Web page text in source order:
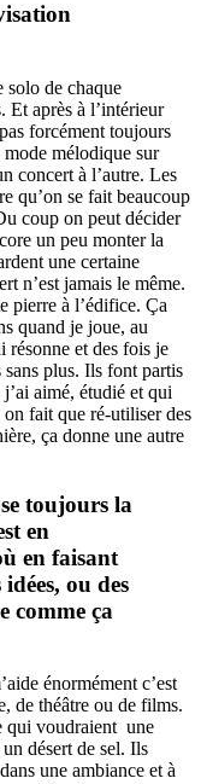
solo de chaque
Et après à l’intérieur
forcément toujours
mélodique sur
concert à l’autre. Les
qu’on se fait beaucoup
coup on peut décider
un peu monter la
une certaine
n’est jamais le même.
pierre à l’édifice. Ça
quand je joue, au
résonne et des fois je
sans plus. Ils font partis
aimé, étudié et qui
fait que ré-utiliser des
ça donne une autre
toujours la
en
en faisant
ou des
comme ça
énormément c’est
de théâtre ou de films.
qui voudraient une
désert de sel. Ils
une ambiance et à